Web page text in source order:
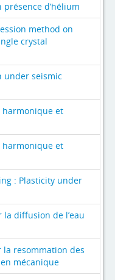
présence d’hélium
method on
crystal
under seismic
harmonique et
harmonique et
: Plasticity under
diffusion de l’eau
resommation des
mécanique